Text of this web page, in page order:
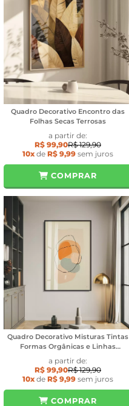
Quadro Decorativo Encontro das
Folhas Secas Terrosas
a partir de:
R$ 99,90R$ 129,90
10xde R$ 9,99 sem juros
COMPRAR
Quadro Decorativo Misturas Tintas
Formas Orgânicas e Linhas
a partir de:
R$ 99,90R$ 129,90
10x de R$ 9,99 sem juros
COMPRAR